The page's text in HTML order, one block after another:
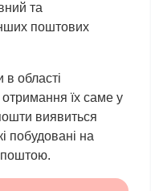
та
поштових
області
отримання їх саме у
виявиться
побудовані на
поштою.